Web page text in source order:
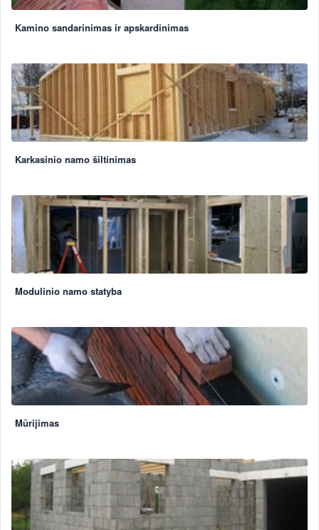
Kamino sandarinimas ir apskardinimas
Karkasinio namo šiltinimas
Modulinio namo statyba
Mūrijimas